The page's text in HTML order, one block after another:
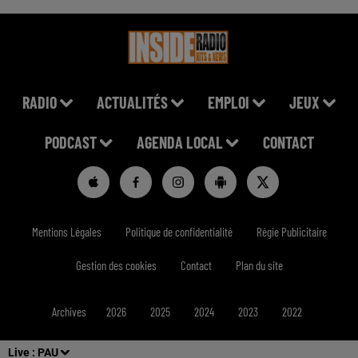
Live : PAU
RADIO ACTUALITÉS EMPLOI JEUX
PODCAST AGENDA LOCAL CONTACT
Mentions Légales Politique de confidentialité Régie Publicitaire
Gestion des cookies Contact Plan du site
Archives 2026 2025 2024 2023 2022